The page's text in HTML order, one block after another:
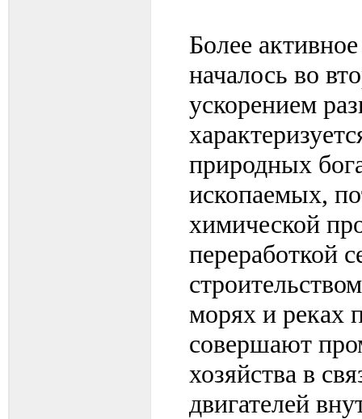
Более
началось во
ускорением
природных
ископаемых,
химической
переработкой
морях и реках
совершают
хозяйства в
двигателей